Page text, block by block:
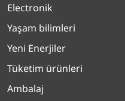
Electronik
Yaşam bilimleri
Yeni Enerjiler
Tüketim ürünleri
Ambalaj